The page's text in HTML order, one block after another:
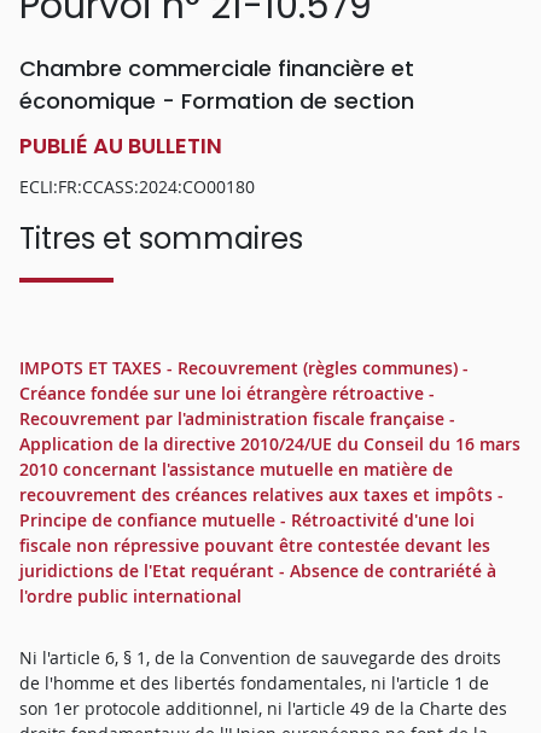
Chambre commerciale financière et
économique - Formation de section
PUBLIÉ AU BULLETIN
ECLI:FR:CCASS:2024:CO00180
Titres et sommaires
IMPOTS ET TAXES - Recouvrement (règles communes) -
Créance fondée sur une loi étrangère rétroactive -
Recouvrement par l'administration fiscale française -
Application de la directive 2010/24/UE du Conseil du 16 mars
2010 concernant l'assistance mutuelle en matière de
recouvrement des créances relatives aux taxes et impôts -
Principe de confiance mutuelle - Rétroactivité d'une loi
fiscale non répressive pouvant être contestée devant les
juridictions de l'Etat requérant - Absence de contrariété à
l'ordre public international
Ni l'article 6, § 1, de la Convention de sauvegarde des droits
de l'homme et des libertés fondamentales, ni l'article 1 de
son 1er protocole additionnel, ni l'article 49 de la Charte des